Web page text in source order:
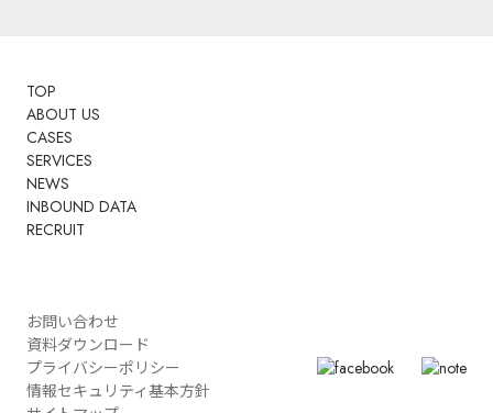
TOP
ABOUT US
CASES
SERVICES
NEWS
INBOUND DATA
RECRUIT
お問い合わせ
資料ダウンロード
プライバシーポリシー
情報セキュリティ基本方針